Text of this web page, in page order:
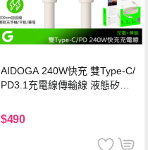
AIDOGA 240W快充 雙Type-C/
PD3.1充電線傳輸線 液態矽膠
機/平板/筆電
$490